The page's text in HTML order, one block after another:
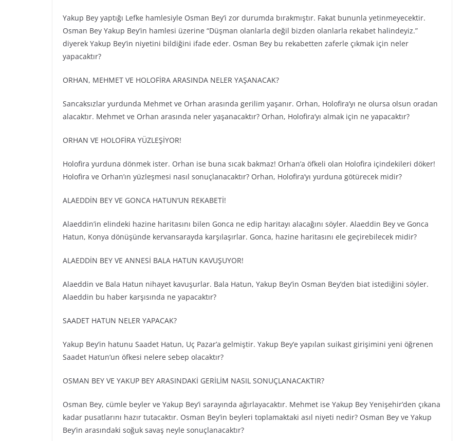
Yakup Bey yaptığı Lefke hamlesiyle Osman Bey’i zor durumda bırakmıştır. Fakat bununla yetinmeyecektir.
Osman Bey Yakup Bey’in hamlesi üzerine “Düşman olanlarla değil bizden olanlarla rekabet halindeyiz.”
diyerek Yakup Bey’in niyetini bildiğini ifade eder. Osman Bey bu rekabetten zaferle çıkmak için neler
yapacaktır?
ORHAN, MEHMET VE HOLOFİRA ARASINDA NELER YAŞANACAK?
Sancaksızlar yurdunda Mehmet ve Orhan arasında gerilim yaşanır. Orhan, Holofira’yı ne olursa olsun oradan
alacaktır. Mehmet ve Orhan arasında neler yaşanacaktır? Orhan, Holofira’yı almak için ne yapacaktır?
ORHAN VE HOLOFİRA YÜZLEŞİYOR!
Holofira yurduna dönmek ister. Orhan ise buna sıcak bakmaz! Orhan’a öfkeli olan Holofira içindekileri döker!
Holofira ve Orhan’ın yüzleşmesi nasıl sonuçlanacaktır? Orhan, Holofira’yı yurduna götürecek midir?
ALAEDDİN BEY VE GONCA HATUN’UN REKABETİ!
Alaeddin’in elindeki hazine haritasını bilen Gonca ne edip haritayı alacağını söyler. Alaeddin Bey ve Gonca
Hatun, Konya dönüşünde kervansarayda karşılaşırlar. Gonca, hazine haritasını ele geçirebilecek midir?
ALAEDDİN BEY VE ANNESİ BALA HATUN KAVUŞUYOR!
Alaeddin ve Bala Hatun nihayet kavuşurlar. Bala Hatun, Yakup Bey’in Osman Bey’den biat istediğini söyler.
Alaeddin bu haber karşısında ne yapacaktır?
SAADET HATUN NELER YAPACAK?
Yakup Bey’in hatunu Saadet Hatun, Uç Pazar’a gelmiştir. Yakup Bey’e yapılan suikast girişimini yeni öğrenen
Saadet Hatun’un öfkesi nelere sebep olacaktır?
OSMAN BEY VE YAKUP BEY ARASINDAKİ GERİLİM NASIL SONUÇLANACAKTIR?
Osman Bey, cümle beyler ve Yakup Bey’i sarayında ağırlayacaktır. Mehmet ise Yakup Bey Yenişehir’den çıkana
kadar pusatlarını hazır tutacaktır. Osman Bey’in beyleri toplamaktaki asıl niyeti nedir? Osman Bey ve Yakup
Bey’in arasındaki soğuk savaş neyle sonuçlanacaktır?